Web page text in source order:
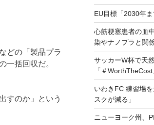
どの「製品プラ
一括回収だ。
すのか」という
EU目標「2030年
心筋梗塞患者の血
染やナノプラと関
サッカーW杯で天
「＃
いわきFC 練習場
スクが減る」
ニューヨーク州、